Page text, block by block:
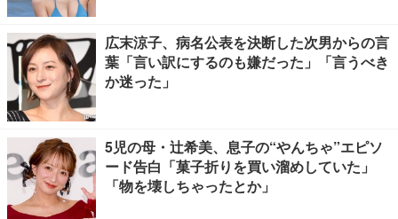
広末涼子、病名公表を決断した次男からの言
葉「言い訳にするのも嫌だった」「言うべき
か迷った」
5児の母・辻希美、息子の“やんちゃ”エピソ
ード告白「菓子折りを買い溜めしていた」
「物を壊しちゃったとか」